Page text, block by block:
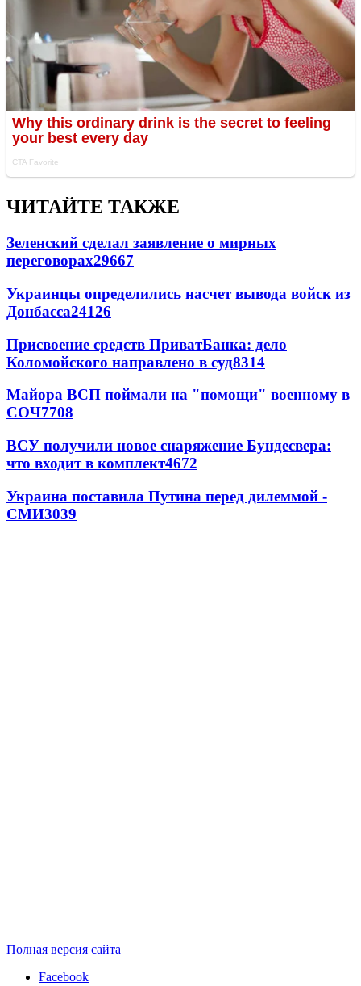
ЧИТАЙТЕ ТАКЖЕ
Зеленский сделал заявление о мирных
переговорах29667
Украинцы определились насчет вывода войск из
Донбасса24126
Присвоение средств ПриватБанка: дело
Коломойского направлено в суд8314
Майора ВСП поймали на "помощи" военному в
СОЧ7708
ВСУ получили новое снаряжение Бундесвера:
что входит в комплект4672
Украина поставила Путина перед дилеммой -
СМИ3039
Полная версия сайта
Facebook